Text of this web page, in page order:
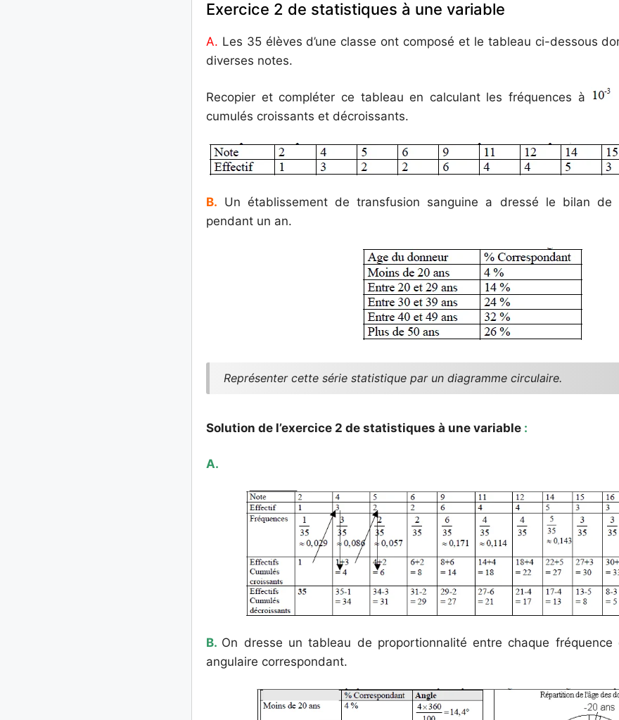
Exercice 2 de statistiques à une variable
A. Les 35 élèves d’une classe ont composé et le tableau ci-dessous
diverses notes.
Recopier et compléter ce tableau en calculant les fréquences à
cumulés croissants et décroissants.
B. Un établissement de transfusion sanguine a dressé le bilan de
pendant un an.
Représenter cette série statistique par un diagramme circulaire.
Solution de l’exercice 2 de statistiques à une variable :
A.
B. On dresse un tableau de proportionnalité entre chaque fréquence
angulaire correspondant.